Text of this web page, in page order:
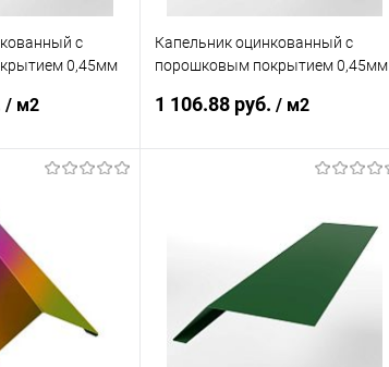
с
0,45мм
/ м2
Под заказ
Капельник оцинкованный с
порошковым покрытием 0,45мм
1 106.88 руб. / м2
Купить в 1 клик Сравнение
В избранное Под заказ